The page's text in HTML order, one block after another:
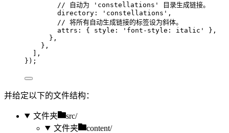
// 自动为 'constellations' 目录生成链接。
directory:
' constellations ' ,
// 将所有自动生成链接的标签设为斜体。
attrs: { style:
' font-style: italic '
},
},
},
],
});
并给定以下的文件结构：
文件夹
src/
文件夹
content/